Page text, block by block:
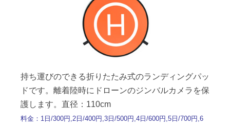
持ち運びのできる折りたたみ式のランディングパッ
ドです。離着陸時にドローンのジンバルカメラを保
護します。直径：110cm
料金：1日/300円,2日/400円,3日/500円,4日/600円,5日/700円,6